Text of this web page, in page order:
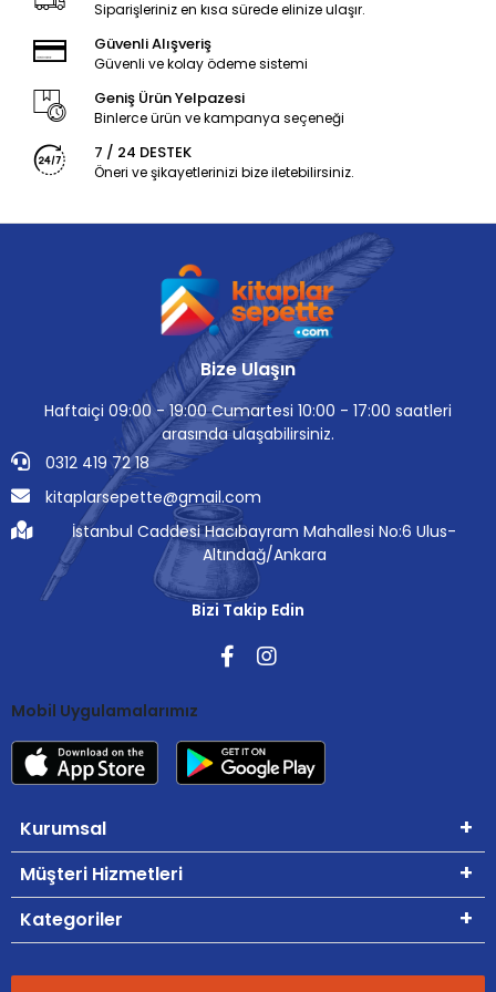
Siparişleriniz en kısa sürede elinize ulaşır.
Güvenli Alışveriş
Güvenli ve kolay ödeme sistemi
Geniş Ürün Yelpazesi
Binlerce ürün ve kampanya seçeneği
7 / 24 DESTEK
Öneri ve şikayetlerinizi bize iletebilirsiniz.
Bize Ulaşın
Haftaiçi 09:00 - 19:00 Cumartesi 10:00 - 17:00 saatleri
arasında ulaşabilirsiniz.
0312 419 72 18
kitaplarsepette@gmail.com
İstanbul Caddesi Hacıbayram Mahallesi No:6 Ulus-
Altındağ/Ankara
Bizi Takip Edin
Mobil Uygulamalarımız
Kurumsal
Müşteri Hizmetleri
Kategoriler